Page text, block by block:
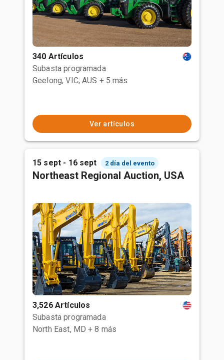
340 Artículos
Subasta programada
Geelong, VIC, AUS + 5 más
Ver artículos
15 sept - 16 sept 2 día del evento
Northeast Regional Auction, USA
3,526 Artículos
Subasta programada
North East, MD + 8 más